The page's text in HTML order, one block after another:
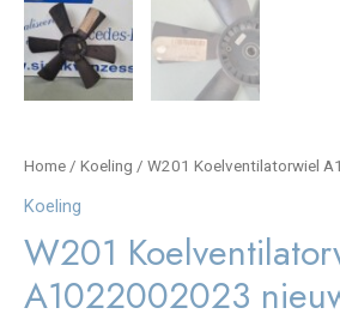
Home / Koeling / W201 Koelventilatorwiel
Koeling
W201
A1022002023